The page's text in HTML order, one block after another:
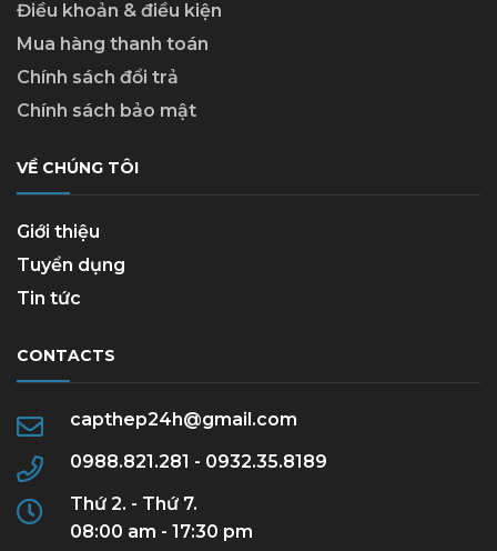
Điều khoản & điều kiện
Mua hàng thanh toán
Chính sách đổi trả
Chính sách bảo mật
VỀ CHÚNG TÔI
Giới thiệu
Tuyển dụng
Tin tức
CONTACTS
capthep24h@gmail.com
0988.821.281 - 0932.35.8189
Thứ 2. - Thứ 7.
08:00 am - 17:30 pm